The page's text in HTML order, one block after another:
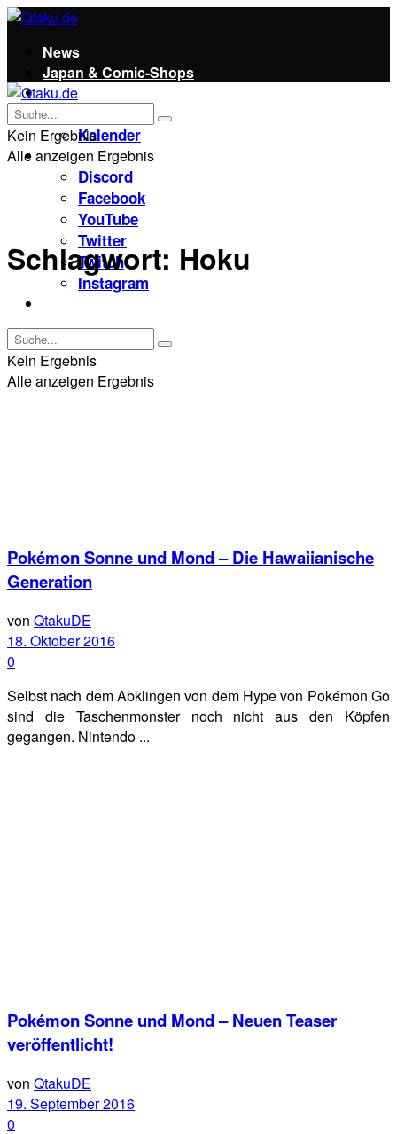
News
Japan & Comic-Shops
Qtaku
Kalender
Social
Discord
Facebook
YouTube
Twitter
Twitch
Instagram
Kein Ergebnis
Alle anzeigen Ergebnis
Kein Ergebnis
Alle anzeigen Ergebnis
Schlagwort: Hoku
Pokémon Sonne und Mond – Die Hawaiianische
Generation
von QtakuDE
18. Oktober 2016
0
Selbst nach dem Abklingen von dem Hype von Pokémon Go
sind die Taschenmonster noch nicht aus den Köpfen
gegangen. Nintendo ...
Pokémon Sonne und Mond – Neuen Teaser
veröffentlicht!
von QtakuDE
19. September 2016
0